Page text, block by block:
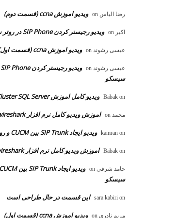
رضا الیاس ویدیو اموزش ccna (قسمت دوم)
اکبر ویدیو رجیستر کردن SIP Phone در روتر سیسکو
عیسی رشوند ویدیو اموزش ccna (قسمت اول)
عیسی رشوند
سیسکو
Babak on ویدیو کامل اموزش Cluster SQL Server
محمد اموزش ویدیو کامل نرم افزار wireshark
kamran on ویدیو ایجاد SIP Trunk بین CUCM و روتر سیسکو
Babak on اموزش ویدیو کامل نرم افزار wireshark
حامد شرفی
سیسکو
sara kabiri on این قسمت در حال طراحی است
مریم نادری ویدیو اموزش ccna (قسمت اول)